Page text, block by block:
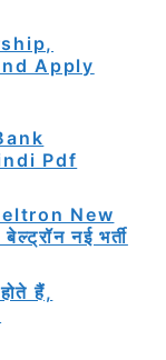
Apply
Pdf
New
नई भर्ती
हैं,